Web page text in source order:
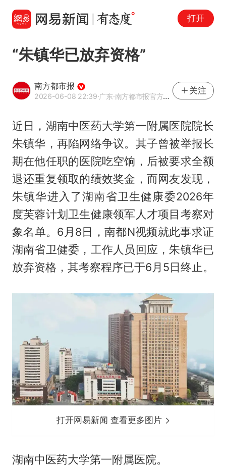
打开
“朱镇华已放弃资格”
南方都市报
2026-06-08 22:39·广东·南方都市报官方网易号
关注
近日，湖南中医药大学第一附属医院院长
朱镇华，再陷网络争议。其子曾被举报长
期在他任职的医院吃空饷，后被要求全额
退还重复领取的绩效奖金，而网友发现，
朱镇华进入了湖南省卫生健康委2026年
度芙蓉计划卫生健康领军人才项目考察对
象名单。6月8日，南都N视频就此事求证
湖南省卫健委，工作人员回应，朱镇华已
放弃资格，其考察程序已于6月5日终止。
打开网易新闻 查看更多图片
湖南中医药大学第一附属医院。